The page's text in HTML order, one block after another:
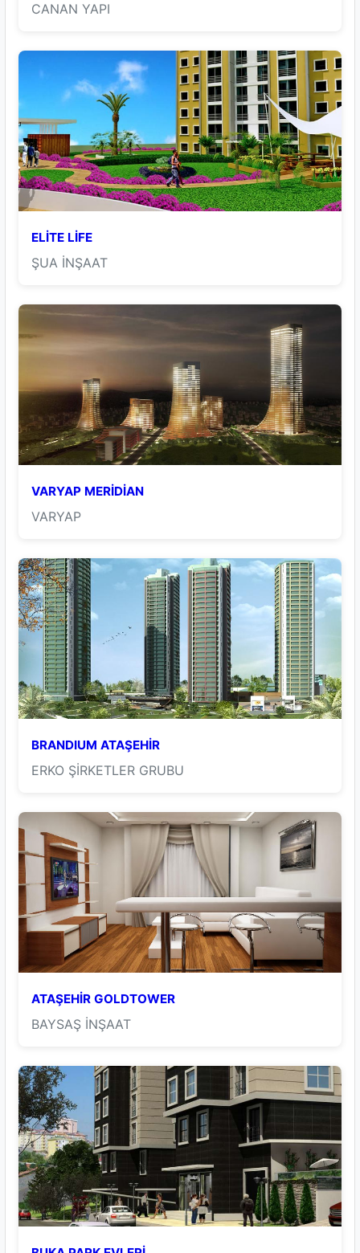
CANAN YAPI
ELİTE LİFE
ŞUA İNŞAAT
VARYAP MERİDİAN
VARYAP
BRANDIUM ATAŞEHİR
ERKO ŞİRKETLER GRUBU
ATAŞEHİR GOLDTOWER
BAYSAŞ İNŞAAT